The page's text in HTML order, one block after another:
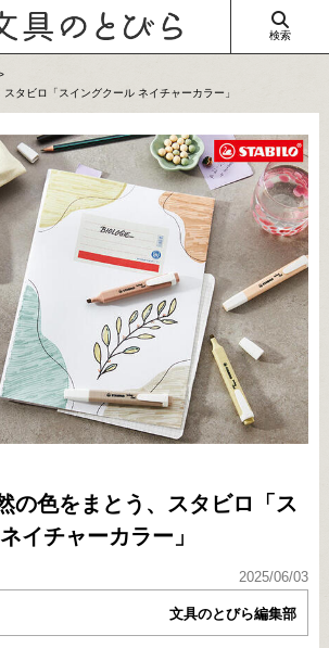
検索
スタビロ「スイングクール ネイチャーカラー」
の色をまとう、スタビロ「ス
イチャーカラー」
2025/06/03
文具のとびら編集部